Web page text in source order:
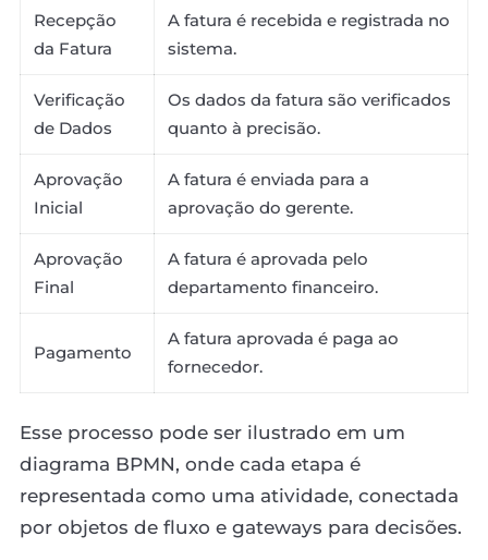
Recepção
da Fatura
A fatura é recebida e registrada no
sistema.
Verificação
de Dados
Os dados da fatura são verificados
quanto à precisão.
Aprovação
Inicial
A fatura é enviada para a
aprovação do gerente.
Aprovação
Final
A fatura é aprovada pelo
departamento financeiro.
Pagamento
A fatura aprovada é paga ao
fornecedor.
Esse processo pode ser ilustrado em um
diagrama BPMN, onde cada etapa é
representada como uma atividade, conectada
por objetos de fluxo e gateways para decisões.